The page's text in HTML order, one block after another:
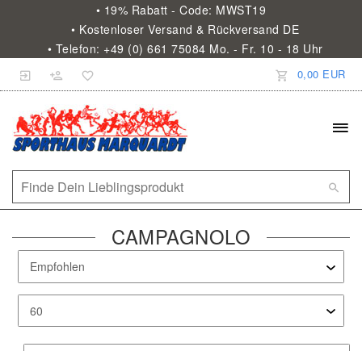
• 19% Rabatt - Code: MWST19
• Kostenloser Versand & Rückversand DE
• Telefon: +49 (0) 661 75084 Mo. - Fr. 10 - 18 Uhr
0,00 EUR
CAMPAGNOLO